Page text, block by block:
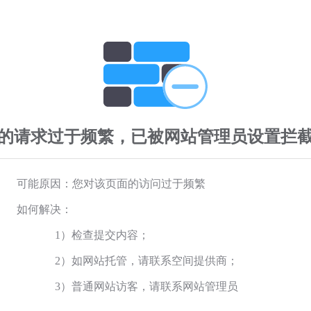
请求过于频繁，已被网站管理员设置拦
可能原因：您对该页面的访问过于频繁
如何解决：
1）检查提交内容；
2）如网站托管，请联系空间提供商；
3）普通网站访客，请联系网站管理员